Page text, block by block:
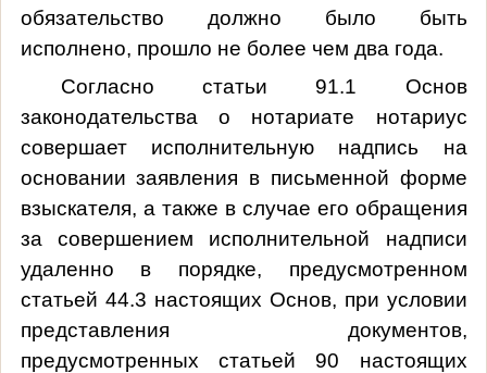
обязательство должно было быть
исполнено, прошло не более чем два года.
Согласно статьи 91.1 Основ
законодательства о нотариате нотариус
совершает исполнительную надпись на
основании заявления в письменной форме
взыскателя, а также в случае его обращения
за совершением исполнительной надписи
удаленно в порядке, предусмотренном
статьей 44.3 настоящих Основ, при условии
представления документов,
предусмотренных статьей 90 настоящих